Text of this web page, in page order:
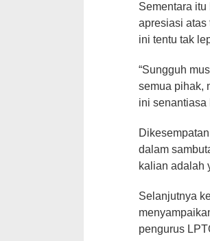
Sementara
apresiasi atas
ini tentu tak
“Sungguh
semua pihak,
ini senantiasa
dalam
kalian adalah
Selanjutnya
pengurus